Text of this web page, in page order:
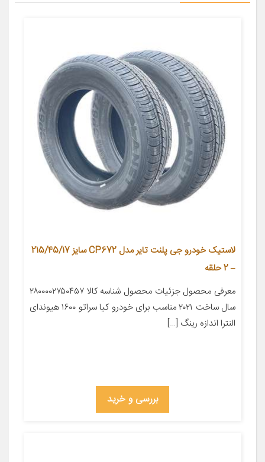
لاستیک خودرو جی پلنت تایر مدل CP672 سایز 215/45/17
– 2 حلقه
معرفی محصول جزئیات محصول شناسه کالا ۲۸۰۰۰۰۲۷۵۰۴۵۷
سال ساخت ۲۰۲۱ مناسب برای خودرو کیا سراتو ۱۶۰۰ هیوندای
النترا اندازه رینگ […]
بررسی و خرید